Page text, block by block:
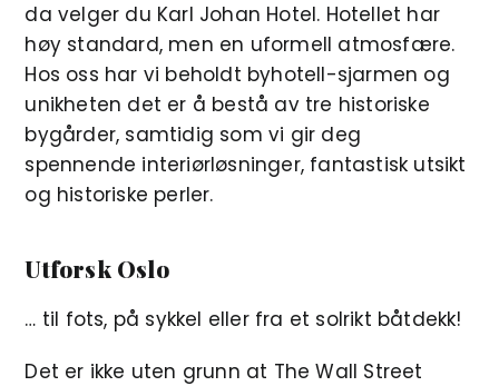
da velger du Karl Johan Hotel. Hotellet har
høy standard, men en uformell atmosfære.
Hos oss har vi beholdt byhotell-sjarmen og
unikheten det er å bestå av tre historiske
bygårder, samtidig som vi gir deg
spennende interiørløsninger, fantastisk utsikt
og historiske perler.
Utforsk Oslo
… til fots, på sykkel eller fra et solrikt båtdekk!
Det er ikke uten grunn at The Wall Street